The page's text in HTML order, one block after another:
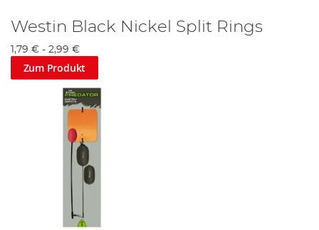
Westin Black Nickel Split Rings
1,79 € - 2,99 €
Zum Produkt